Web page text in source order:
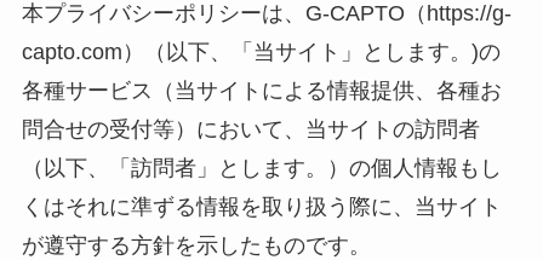
本プライバシーポリシーは、G-CAPTO（https://g-
capto.com）（以下、「当サイト」とします。)の
各種サービス（当サイトによる情報提供、各種お
問合せの受付等）において、当サイトの訪問者
（以下、「訪問者」とします。）の個人情報もし
くはそれに準ずる情報を取り扱う際に、当サイト
が遵守する方針を示したものです。